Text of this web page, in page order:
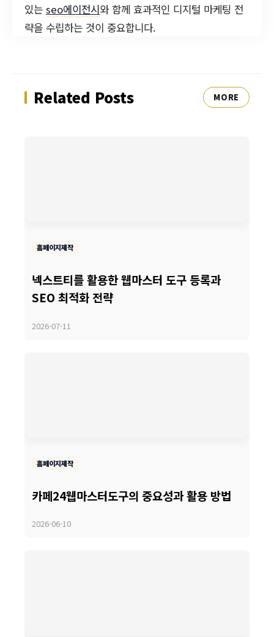
있는 seo에이전시와 함께 효과적인 디지털 마케팅 전
략을 수립하는 것이 중요합니다.
Related Posts MORE
홈페이지제작
넥스트티를 활용한 웹마스터 도구 등록과
SEO 최적화 전략
2026-07-11
홈페이지제작
카페24웹마스터도구의 중요성과 활용 방법
2026-06-10